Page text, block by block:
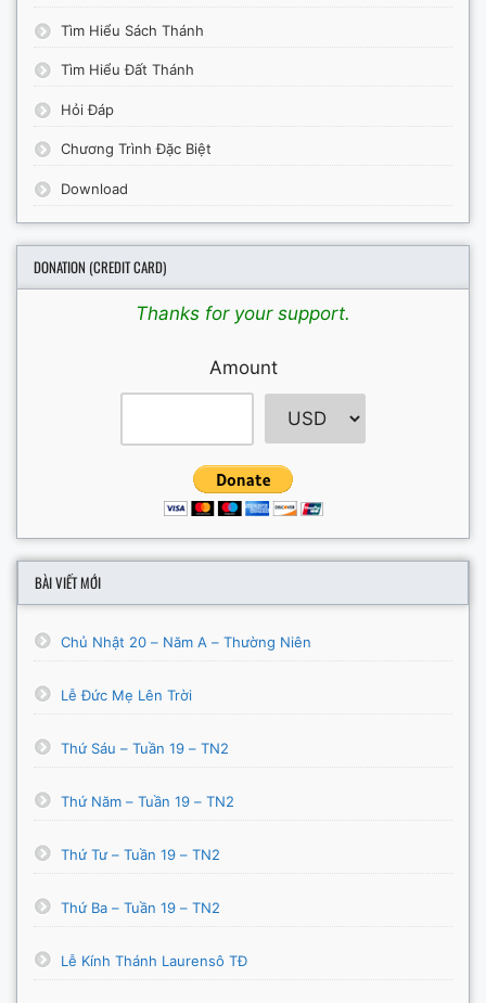
Tìm Hiểu Sách Thánh
Tìm Hiểu Đất Thánh
Hỏi Đáp
Chương Trình Đặc Biệt
Download
DONATION (CREDIT CARD)
Thanks for your support.
Amount
BÀI VIẾT MỚI
Chủ Nhật 20 – Năm A – Thường Niên
Lễ Đức Mẹ Lên Trời
Thứ Sáu – Tuần 19 – TN2
Thứ Năm – Tuần 19 – TN2
Thứ Tư – Tuần 19 – TN2
Thứ Ba – Tuần 19 – TN2
Lễ Kính Thánh Laurensô TĐ